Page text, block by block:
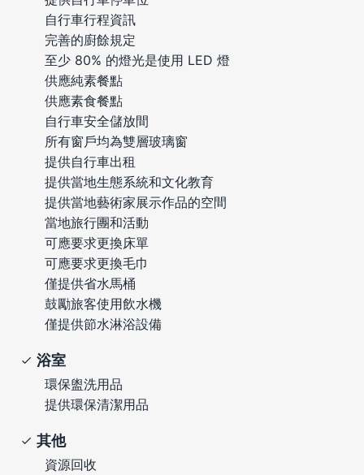
自行車行程資訊
完善的廚餘規定
至少 80% 的燈光是使用 LED 燈
供應純素餐點
供應素食餐點
自行車安全儲放間
所有窗戶均為雙層玻璃窗
提供自行車出租
提供當地生態系統和文化教育
提供當地藝術家展示作品的空間
當地旅行團和活動
可應要求更換床單
可應要求更換毛巾
僅提供省水馬桶
鼓勵旅客使用飲水機
僅提供節水淋浴設備
浴室
環保盥洗用品
提供環保清潔用品
其他
資源回收